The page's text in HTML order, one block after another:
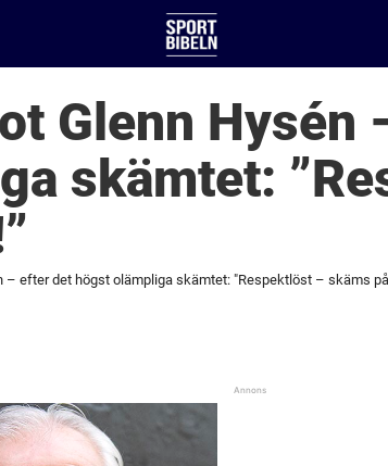
Glenn Hysén
skämtet:
– efter det högst olämpliga skämtet: "Respektlöst – skäms